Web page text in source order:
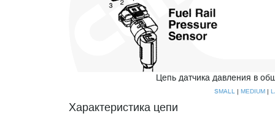
Цепь датчика давления в
SMALL| MEDIUM|
Характеристика цепи